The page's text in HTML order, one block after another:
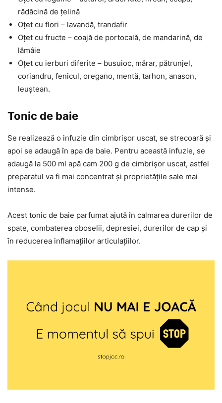
rădăcină de țelină
Oțet cu flori – lavandă, trandafir
Oțet cu fructe – coajă de portocală, de mandarină, de
lămâie
Oțet cu ierburi diferite – busuioc, mărar, pătrunjel,
coriandru, fenicul, oregano, mentă, tarhon, anason,
leuștean.
Tonic de baie
Se realizează o infuzie din cimbrișor uscat, se strecoară și
apoi se adaugă în apa de baie. Pentru această infuzie, se
adaugă la 500 ml apă cam 200 g de cimbrișor uscat, astfel
preparatul va fi mai concentrat și proprietățile sale mai
intense.
Acest tonic de baie parfumat ajută în calmarea durerilor de
spate, combaterea oboselii, depresiei, durerilor de cap și
în reducerea inflamațiilor articulațiilor.